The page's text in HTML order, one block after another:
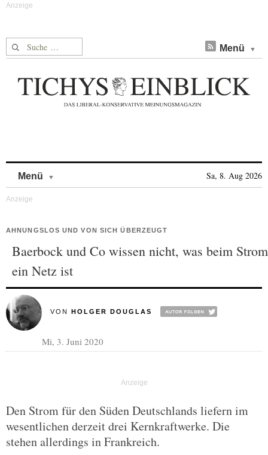
Suche nach: Menü
Menü Sa, 8. Aug 2026
AHNUNGSLOS UND VON SICH ÜBERZEUGT
Baerbock und Co wissen nicht, was beim Strom
ein Netz ist
VON HOLGER DOUGLAS
Mi, 3. Juni 2020
Den Strom für den Süden Deutschlands liefern im
wesentlichen derzeit drei Kernkraftwerke. Die
stehen allerdings in Frankreich.